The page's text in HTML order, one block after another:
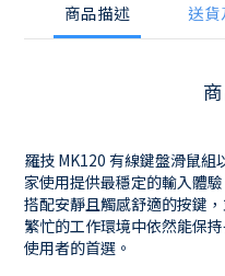
商品描述 送貨
羅技 MK120 有線鍵盤滑鼠
家使用提供最穩定的輸入體
搭配安靜且觸感舒適的按鍵
繁忙的工作環境中依然能保
使用者的首選。